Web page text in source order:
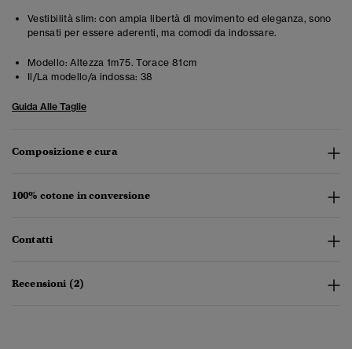
Vestibilità slim: con ampia libertà di movimento ed eleganza, sono
pensati per essere aderenti, ma comodi da indossare.
Modello: Altezza 1m75. Torace 81cm
Il/La modello/a indossa: 38
Guida Alle Taglie
Composizione e cura
100% cotone in conversione
Contatti
Recensioni (2)